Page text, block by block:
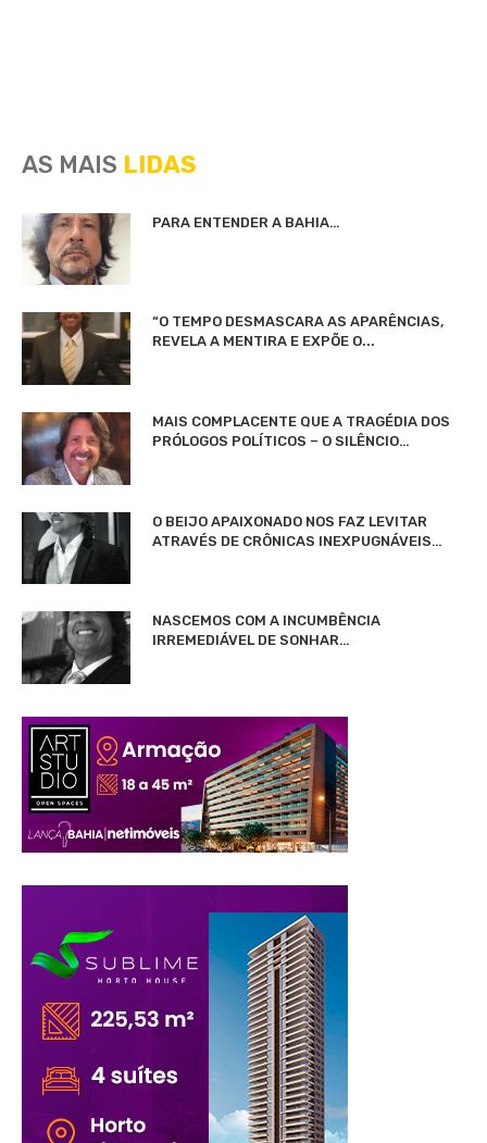
AS MAIS LIDAS
PARA ENTENDER A BAHIA…
“O TEMPO DESMASCARA AS APARÊNCIAS,
REVELA A MENTIRA E EXPÕE O...
MAIS COMPLACENTE QUE A TRAGÉDIA DOS
PRÓLOGOS POLÍTICOS – O SILÊNCIO…
O BEIJO APAIXONADO NOS FAZ LEVITAR
ATRAVÉS DE CRÔNICAS INEXPUGNÁVEIS…
NASCEMOS COM A INCUMBÊNCIA
IRREMEDIÁVEL DE SONHAR…